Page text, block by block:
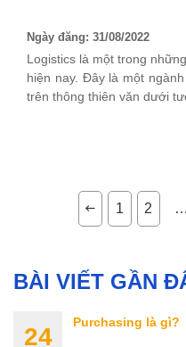
Ngày đăng: 31/08/2022
Logistics là một trong
hiện nay. Đây là một
trên thông thiên văn dưới
1 2 …
BÀI VIẾT GẦN
24
Purchasing là gì?